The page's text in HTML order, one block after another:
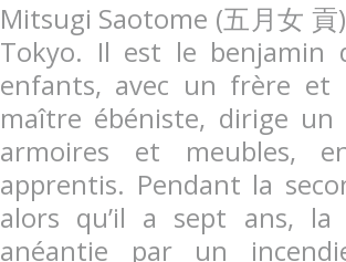
Mitsugi Saotome (五月女
Tokyo. Il est le benjamin
enfants, avec un frère
maître ébéniste, dirige
armoires et meubles,
apprentis. Pendant la
alors qu’il a sept ans,
anéantie par un